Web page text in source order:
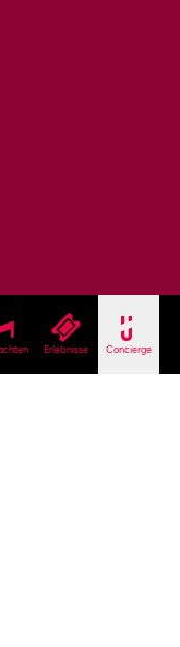
Erlebnisse Concierge